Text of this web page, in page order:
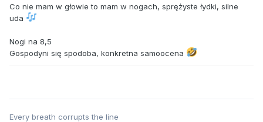
Co nie mam w głowie to mam w nogach, sprężyste łydki, silne
uda
Nogi na 8,5
Gospodyni się spodoba, konkretna samoocena
Every breath corrupts the line